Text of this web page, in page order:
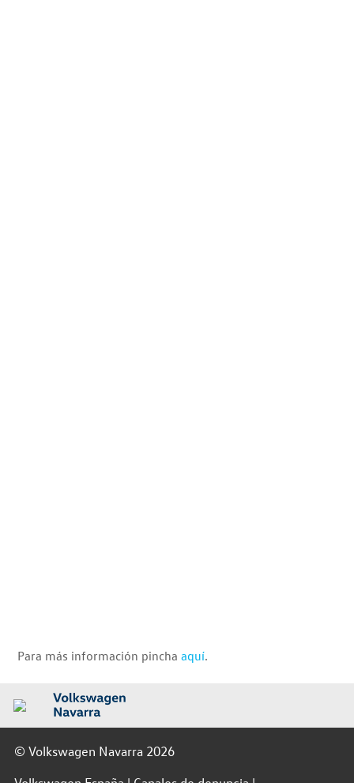
Para más información pinchaaquí.
© Volkswagen Navarra 2026